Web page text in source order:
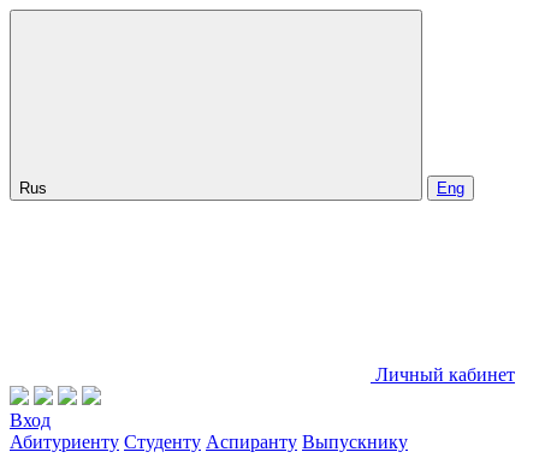
Rus Eng
Личный кабинет
Вход
Абитуриенту Студенту Аспиранту Выпускнику